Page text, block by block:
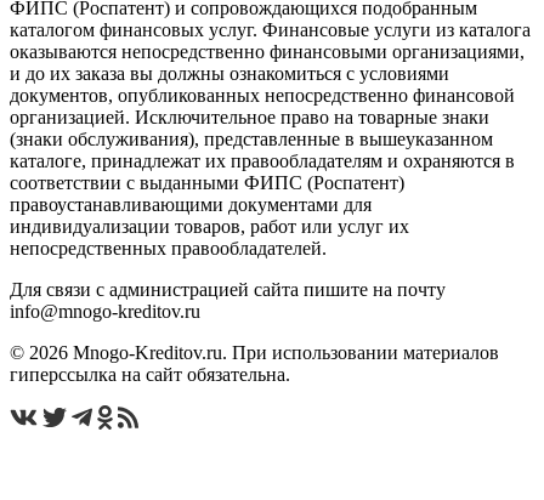
ФИПС (Роспатент) и сопровождающихся подобранным
каталогом финансовых услуг. Финансовые услуги из каталога
оказываются непосредственно финансовыми организациями,
и до их заказа вы должны ознакомиться с условиями
документов, опубликованных непосредственно финансовой
организацией. Исключительное право на товарные знаки
(знаки обслуживания), представленные в вышеуказанном
каталоге, принадлежат их правообладателям и охраняются в
соответствии с выданными ФИПС (Роспатент)
правоустанавливающими документами для
индивидуализации товаров, работ или услуг их
непосредственных правообладателей.
Для связи с администрацией сайта пишите на почту
info@mnogo-kreditov.ru
© 2026 Mnogo-Kreditov.ru. При использовании материалов
гиперссылка на сайт обязательна.